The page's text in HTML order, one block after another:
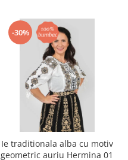
-30%
Ie traditionala alba cu motiv
geometric auriu Hermina 01